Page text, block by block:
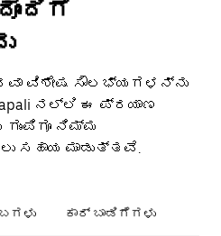
ವಿಶೇಷ ಸೌಲಭ್ಯಗಳನ್ನು
ನಲ್ಲಿ ಈ ಪ್ರಯಾಣ
ನಿಮ್ಮ
ಸಹಾಯ ಮಾಡುತ್ತವೆ.
ಕಾರ್ ಬಾಡಿಗೆಗಳು